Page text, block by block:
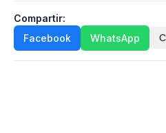
Compartir:
Facebook
WhatsApp